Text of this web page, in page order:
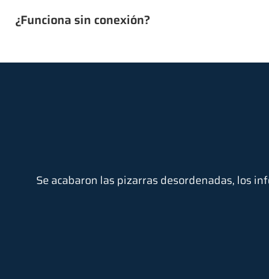
¿Funciona sin conexión?
Se acabaron las pizarras desordenadas, los